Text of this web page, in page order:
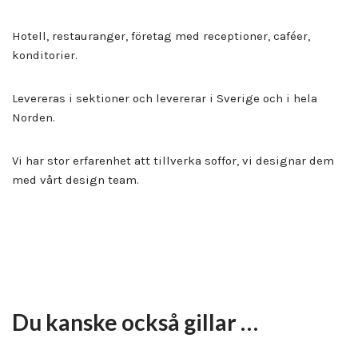
Hotell, restauranger, företag med receptioner, caféer,
konditorier.
Levereras i sektioner och levererar i Sverige och i hela
Norden.
Vi har stor erfarenhet att tillverka soffor, vi designar dem
med vårt design team.
Du kanske också gillar …